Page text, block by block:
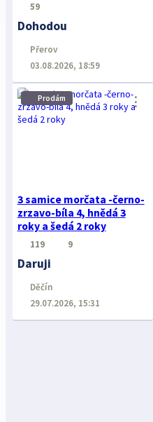
59
Dohodou
Přerov
03.08.2026, 18:59
Prodám
3 samice morčata -černo-
zrzavo-bíla 4, hnědá 3
roky a šedá 2 roky
⋮
119 9
Daruji
Děčín
29.07.2026, 15:31